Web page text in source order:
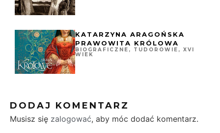
KATARZYNA ARAGOŃSKA
PRAWOWITA KRÓLOWA
BIOGRAFICZNE , TUDOROWIE , XVI
WIEK
DODAJ KOMENTARZ
Musisz się zalogować, aby móc dodać komentarz.